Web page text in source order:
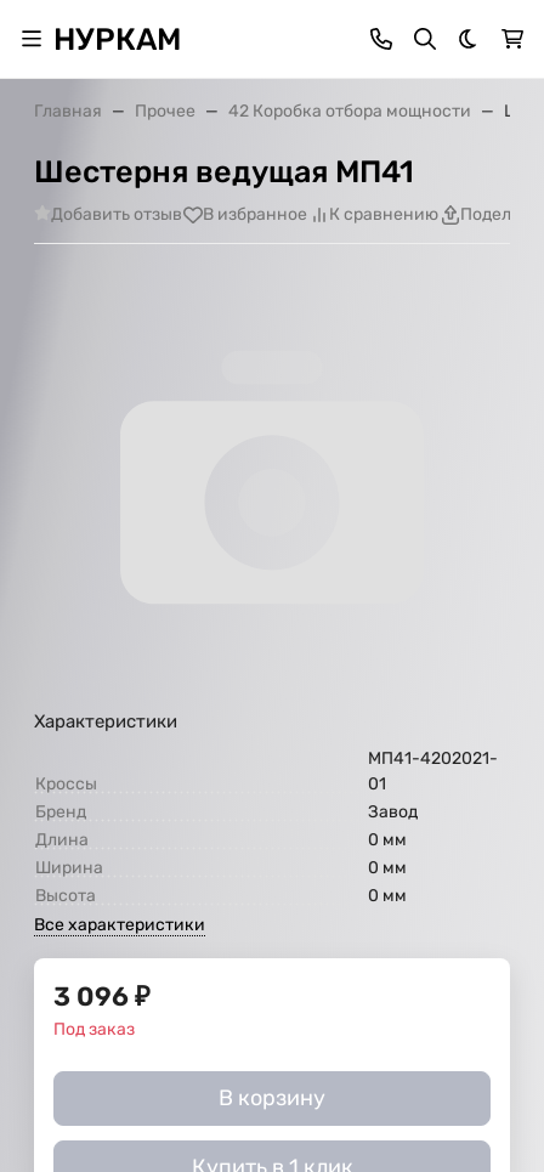
НУРКАМ Темная
Главная Прочее 42 Коробка отбора мощности
Шестерня ведущая МП41
Добавить отзыв В избранное К сравнению
Характеристики
Кроссы
МП41-4202021-
01
Бренд
Завод
Длина
0 мм
Ширина
0 мм
Высота
0 мм
Все характеристики
3 096 ₽
Под заказ
В корзину
Купить в 1 клик